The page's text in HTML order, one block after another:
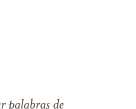
palabras de